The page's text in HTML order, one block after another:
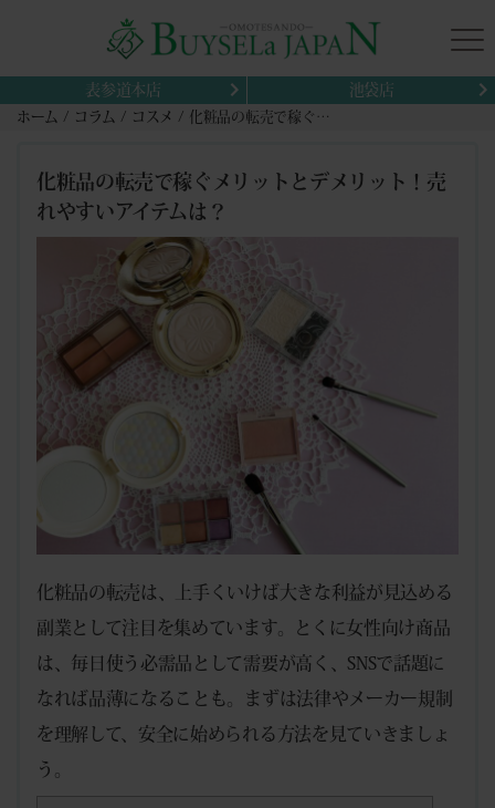
表参道本店 池袋店
ホーム コラム コスメ 化粧品の転売で稼ぐメリットとデメリット！売れやすいアイテムは？
化粧品の転売で稼ぐメリットとデメリット！売
れやすいアイテムは？
化粧品の転売は、上手くいけば大きな利益が見込める
副業として注目を集めています。とくに女性向け商品
は、毎日使う必需品として需要が高く、SNSで話題に
なれば品薄になることも。まずは法律やメーカー規制
を理解して、安全に始められる方法を見ていきましょ
う。